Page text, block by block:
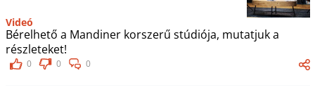
Videó
Bérelhető a Mandiner korszerű stúdiója, mutatjuk a
részleteket!
0 0 0